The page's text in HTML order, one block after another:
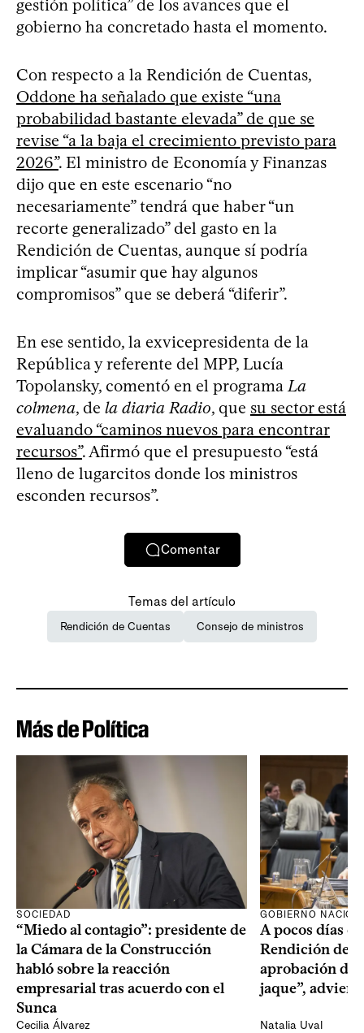
gestión política” de los avances que el
gobierno ha concretado hasta el momento.
Con respecto a la Rendición de Cuentas,
Oddone ha señalado que existe “una
probabilidad bastante elevada” de que se
revise “a la baja el crecimiento previsto para
2026”. El ministro de Economía y Finanzas
dijo que en este escenario “no
necesariamente” tendrá que haber “un
recorte generalizado” del gasto en la
Rendición de Cuentas, aunque sí podría
implicar “asumir que hay algunos
compromisos” que se deberá “diferir”.
En ese sentido, la exvicepresidenta de la
República y referente del MPP, Lucía
Topolansky, comentó en el programa La
colmena, de la diaria Radio, que su sector está
evaluando “caminos nuevos para encontrar
recursos”. Afirmó que el presupuesto “está
lleno de lugarcitos donde los ministros
esconden recursos”.
Comentar
Temas del artículo
Rendición de Cuentas Consejo de ministros
Más de Política
SOCIEDAD
“Miedo al contagio”: presidente de
la Cámara de la Construcción
habló sobre la reacción
empresarial tras acuerdo con el
Sunca
Cecilia Álvarez
GOBIERNO
A pocos días
Rendición de
aprobación del
jaque”,
Natalia Uval